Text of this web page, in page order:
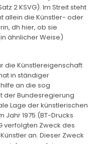
2 KSVG). Im Streit steht
allein die Künstler- oder
dh hier, ob sie
ähnlicher Weise)
die Künstlereigenschaft
in ständiger
an die sog
der Bundesregierung
Lage der künstlerischen
1975 (BT-Drucks
verfolgten Zweck des
an. Dieser Zweck